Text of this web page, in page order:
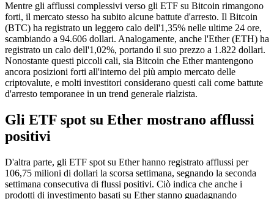
Mentre gli afflussi complessivi verso gli ETF su Bitcoin rimangono
forti, il mercato stesso ha subito alcune battute d'arresto. Il Bitcoin
(BTC) ha registrato un leggero calo dell'1,35% nelle ultime 24 ore,
scambiando a 94.606 dollari. Analogamente, anche l'Ether (ETH) ha
registrato un calo dell'1,02%, portando il suo prezzo a 1.822 dollari.
Nonostante questi piccoli cali, sia Bitcoin che Ether mantengono
ancora posizioni forti all'interno del più ampio mercato delle
criptovalute, e molti investitori considerano questi cali come battute
d'arresto temporanee in un trend generale rialzista.
Gli ETF spot su Ether mostrano afflussi
positivi
D'altra parte, gli ETF spot su Ether hanno registrato afflussi per
106,75 milioni di dollari la scorsa settimana, segnando la seconda
settimana consecutiva di flussi positivi. Ciò indica che anche i
prodotti di investimento basati su Ether stanno guadagnando